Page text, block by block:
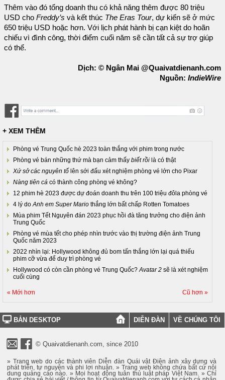
Thêm vào đó tổng doanh thu có khả năng thêm được 80 triệu
USD cho Freddy’s và kết thúc The Eras Tour, dự kiến sẽ ở mức
650 triệu USD hoặc hơn. Với lịch phát hành bị cạn kiệt do hoãn
chiếu vì đình công, thời điểm cuối năm sẽ cần tất cả sự trợ giúp
có thể.
Dịch: © Ngân Mai @Quaivatdienanh.com
Nguồn: IndieWire
+ XEM THÊM
Phòng vé Trung Quốc hè 2023 toàn thắng với phim trong nước
Phòng vé bán những thứ mà bạn cảm thấy biết rồi là có thật
Xứ sở các nguyên tố lên sới đấu xét nghiệm phòng vé lớn cho Pixar
Nàng tiên cá có thành công phòng vé không?
12 phim hè 2023 được dự đoán doanh thu trên 100 triệu đôla phòng vé
4 lý doAnh em Super Mario thắng lớn bất chấp Rotten Tomatoes
Mùa phim Tết Nguyên đán 2023 phục hồi đà tăng trưởng cho điện ảnh
Trung Quốc
Phòng vé mùa tết cho phép nhìn trước vào thị trường điện ảnh Trung
Quốc năm 2023
2022 nhìn lại: Hollywood không đủ bom tấn thắng lớn lại quá thiếu
phim cỡ vừa để duy trì phòng vé
Hollywood có còn cần phòng vé Trung Quốc?Avatar 2 sẽ là xét nghiệm
cuối cùng
« Mới hơn Cũ hơn »
BẢN DESKTOP DIỄN ĐÀN VỀ CHÚNG TÔI
© Quaivatdienanh.com, since 2010
» Trang web do các thành viên Diễn đàn Quái vật Điện ảnh xây dựng và
phát triển, tự nguyện và phi lợi nhuận. » Trang web không chứa bất cứ nội
dung quảng cáo nào. » Mọi hoạt động tuân thủ luật pháp Việt Nam. » Chỉ